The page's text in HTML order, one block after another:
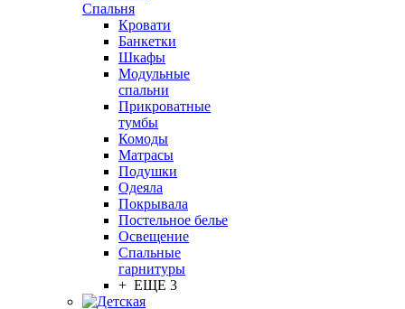
Спальня
Кровати
Банкетки
Шкафы
Модульные
спальни
Прикроватные
тумбы
Комоды
Матрасы
Подушки
Одеяла
Покрывала
Постельное белье
Освещение
Спальные
гарнитуры
+ ЕЩЕ 3